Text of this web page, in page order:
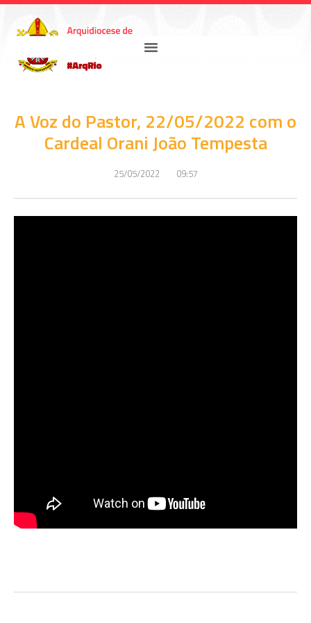
A Voz do Pastor, 22/05/2022 com o
Cardeal Orani João Tempesta
25/05/2022 09:57